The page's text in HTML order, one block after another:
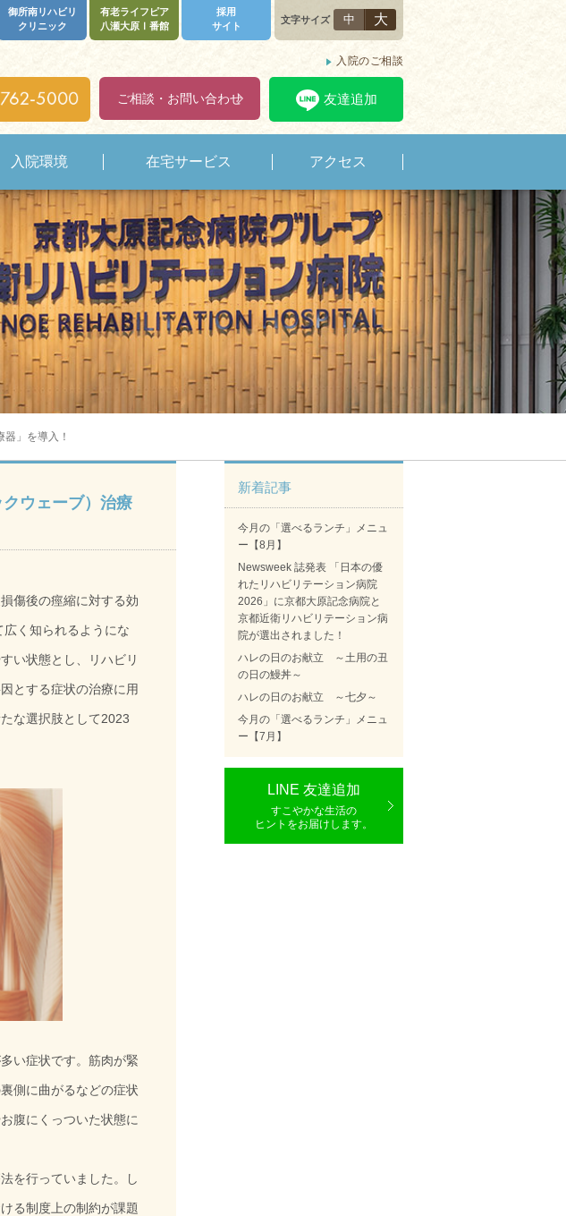
文字サイズ 中 大
ご相談・お問い合わせ 友達追加
入院のご相談
入院環境 在宅サービス アクセス
御所南リハビリ
クリニック
有老ライフピア
八瀬大原Ⅰ番館
採用
サイト
」を導入！
ウェーブ）治療
傷後の痙縮に対する効
く知られるようにな
い状態とし、リハビリ
とする症状の治療に用
な選択肢として2023
い症状です。筋肉が緊
側に曲がるなどの症状
腹にくっついた状態に
を行っていました。し
る制度上の制約が課題
新着記事
今月の「選べるランチ」メニュ
ー【8月】
Newsweek 誌発表 「日本の優
れたリハビリテーション病院
2026」に京都大原記念病院と
京都近衛リハビリテーション病
院が選出されました！
ハレの日のお献立 ～土用の丑
の日の鰻丼～
ハレの日のお献立 ～七夕～
今月の「選べるランチ」メニュ
ー【7月】
LINE 友達追加
すこやかな生活の
ヒントをお届けします。